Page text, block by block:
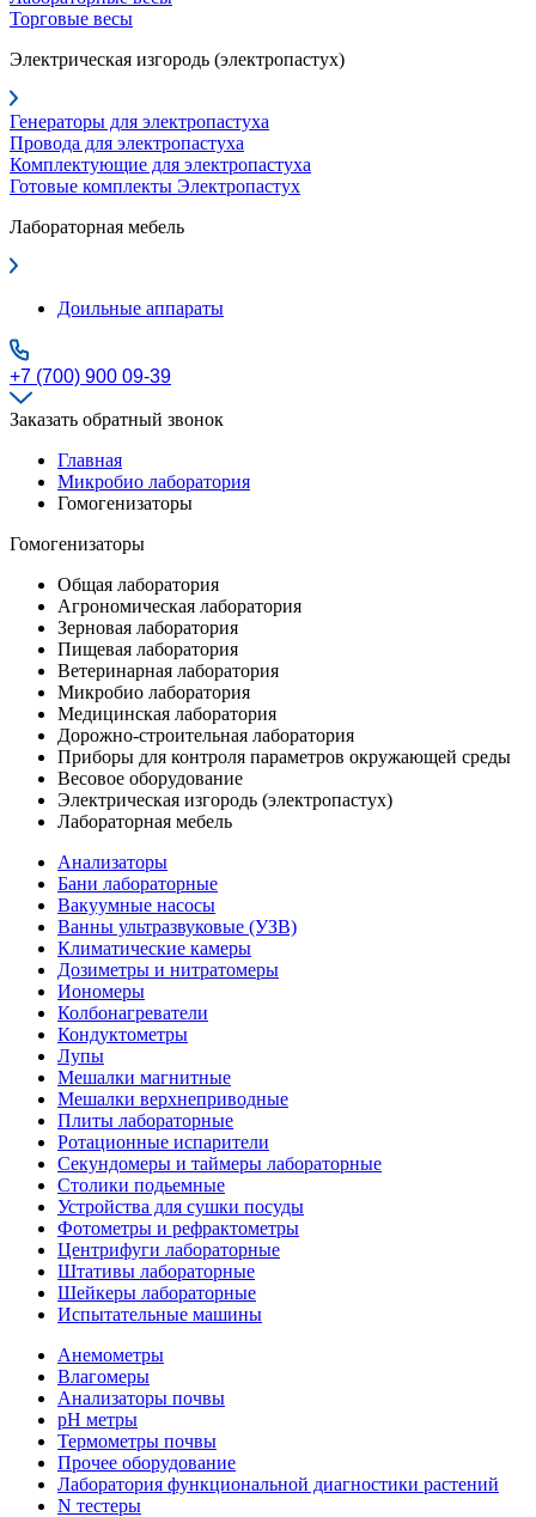
Торговые весы
Электрическая изгородь (электропастух)
Генераторы для электропастуха
Провода для электропастуха
Комплектующие для электропастуха
Готовые комплекты Электропастух
Лабораторная мебель
Доильные аппараты
+7 (700) 900 09-39
Заказать обратный звонок
Главная
Микробио лаборатория
Гомогенизаторы
Гомогенизаторы
Общая лаборатория
Агрономическая лаборатория
Зерновая лаборатория
Пищевая лаборатория
Ветеринарная лаборатория
Микробио лаборатория
Медицинская лаборатория
Дорожно-строительная лаборатория
Приборы для контроля параметров окружающей среды
Весовое оборудование
Электрическая изгородь (электропастух)
Лабораторная мебель
Анализаторы
Бани лабораторные
Вакуумные насосы
Ванны ультразвуковые (УЗВ)
Климатические камеры
Дозиметры и нитратомеры
Иономеры
Колбонагреватели
Кондуктометры
Лупы
Мешалки магнитные
Мешалки верхнеприводные
Плиты лабораторные
Ротационные испарители
Секундомеры и таймеры лабораторные
Столики подьемные
Устройства для сушки посуды
Фотометры и рефрактометры
Центрифуги лабораторные
Штативы лабораторные
Шейкеры лабораторные
Испытательные машины
Анемометры
Влагомеры
Анализаторы почвы
pH метры
Термометры почвы
Прочее оборудование
Лаборатория функциональной диагностики растений
N тестеры